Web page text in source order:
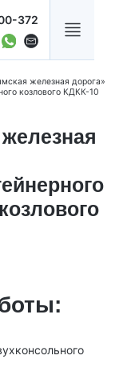
372
железная дорога»
козлового КДКК-10